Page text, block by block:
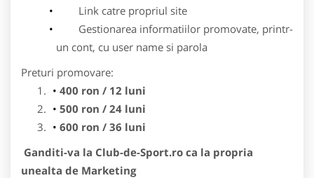
Link catre propriul site
Gestionarea informatiilor promovate, printr-
un cont, cu user name si parola
Preturi promovare:
400 ron / 12 luni
500 ron / 24 luni
600 ron / 36 luni
Ganditi-va la Club-de-Sport.ro ca la propria
unealta de Marketing